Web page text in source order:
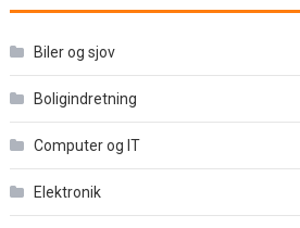
Biler og sjov
Boligindretning
Computer og IT
Elektronik